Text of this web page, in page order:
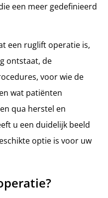
een meer gedefinieerd
een ruglift operatie is,
ontstaat, de
voor wie de
wat patiënten
qua herstel en
u een duidelijk beeld
optie is voor uw